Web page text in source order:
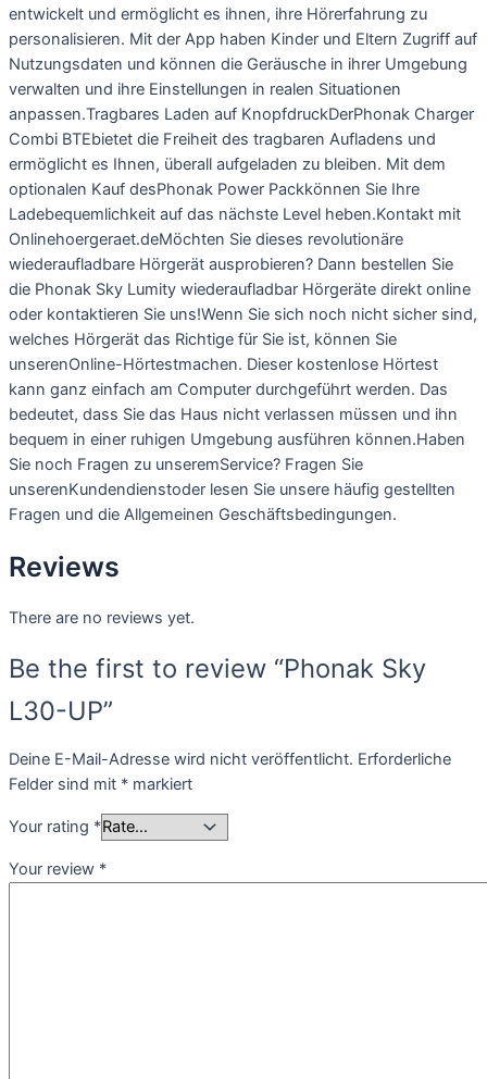
entwickelt und ermöglicht es ihnen, ihre Hörerfahrung zu
personalisieren. Mit der App haben Kinder und Eltern Zugriff auf
Nutzungsdaten und können die Geräusche in ihrer Umgebung
verwalten und ihre Einstellungen in realen Situationen
anpassen.Tragbares Laden auf KnopfdruckDerPhonak Charger
Combi BTEbietet die Freiheit des tragbaren Aufladens und
ermöglicht es Ihnen, überall aufgeladen zu bleiben. Mit dem
optionalen Kauf desPhonak Power Packkönnen Sie Ihre
Ladebequemlichkeit auf das nächste Level heben.Kontakt mit
Onlinehoergeraet.deMöchten Sie dieses revolutionäre
wiederaufladbare Hörgerät ausprobieren? Dann bestellen Sie
die Phonak Sky Lumity wiederaufladbar Hörgeräte direkt online
oder kontaktieren Sie uns!Wenn Sie sich noch nicht sicher sind,
welches Hörgerät das Richtige für Sie ist, können Sie
unserenOnline-Hörtestmachen. Dieser kostenlose Hörtest
kann ganz einfach am Computer durchgeführt werden. Das
bedeutet, dass Sie das Haus nicht verlassen müssen und ihn
bequem in einer ruhigen Umgebung ausführen können.Haben
Sie noch Fragen zu unseremService? Fragen Sie
unserenKundendienstoder lesen Sie unsere häufig gestellten
Fragen und die Allgemeinen Geschäftsbedingungen.
Reviews
There are no reviews yet.
Be the first to review “Phonak Sky
L30-UP”
Deine E-Mail-Adresse wird nicht veröffentlicht. Erforderliche
Felder sind mit * markiert
Your rating *
Your review *